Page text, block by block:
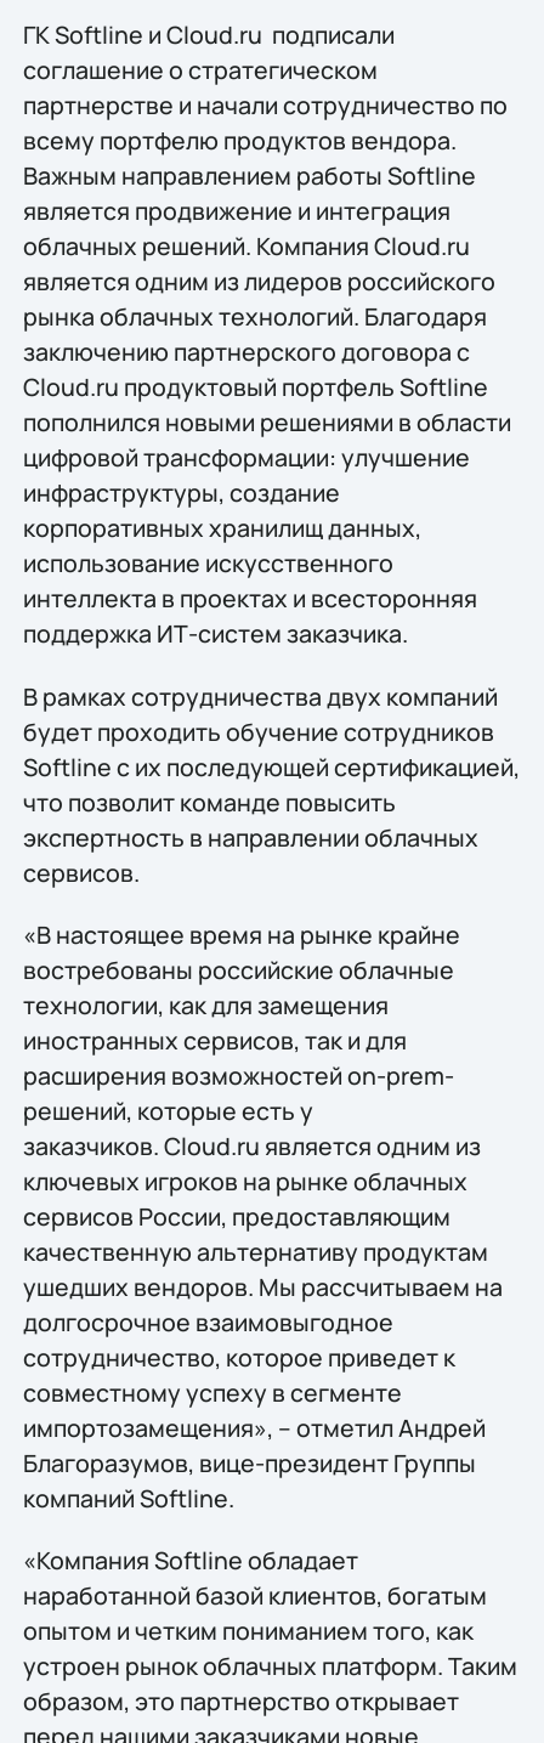
ГК Softline и Cloud.ru подписали
соглашение о стратегическом
партнерстве и начали сотрудничество по
всему портфелю продуктов вендора.
Важным направлением работы Softline
является продвижение и интеграция
облачных решений. Компания Cloud.ru
является одним из лидеров российского
рынка облачных технологий. Благодаря
заключению партнерского договора с
Cloud.ru продуктовый портфель Softline
пополнился новыми решениями в области
цифровой трансформации: улучшение
инфраструктуры, создание
корпоративных хранилищ данных,
использование искусственного
интеллекта в проектах и всесторонняя
поддержка ИТ-систем заказчика.
В рамках сотрудничества двух компаний
будет проходить обучение сотрудников
Softline с их последующей сертификацией,
что позволит команде повысить
экспертность в направлении облачных
сервисов.
«В настоящее время на рынке крайне
востребованы российские облачные
технологии, как для замещения
иностранных сервисов, так и для
расширения возможностей on-prem-
решений, которые есть у
заказчиков. Cloud.ru является одним из
ключевых игроков на рынке облачных
сервисов России, предоставляющим
качественную альтернативу продуктам
ушедших вендоров. Мы рассчитываем на
долгосрочное взаимовыгодное
сотрудничество, которое приведет к
совместному успеху в сегменте
импортозамещения», – отметил Андрей
Благоразумов, вице-президент Группы
компаний Softline.
«Компания Softline обладает
наработанной базой клиентов, богатым
опытом и четким пониманием того, как
устроен рынок облачных платформ. Таким
образом, это партнерство открывает